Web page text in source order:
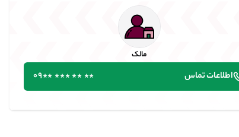
مالک
اطلاعات تماس ٭٭ ٭٭ ٭٭٭ ٭٭09